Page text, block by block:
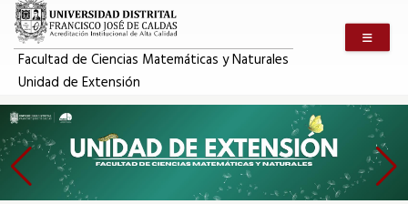
Facultad de Ciencias Matemáticas y Naturales
Unidad de Extensión